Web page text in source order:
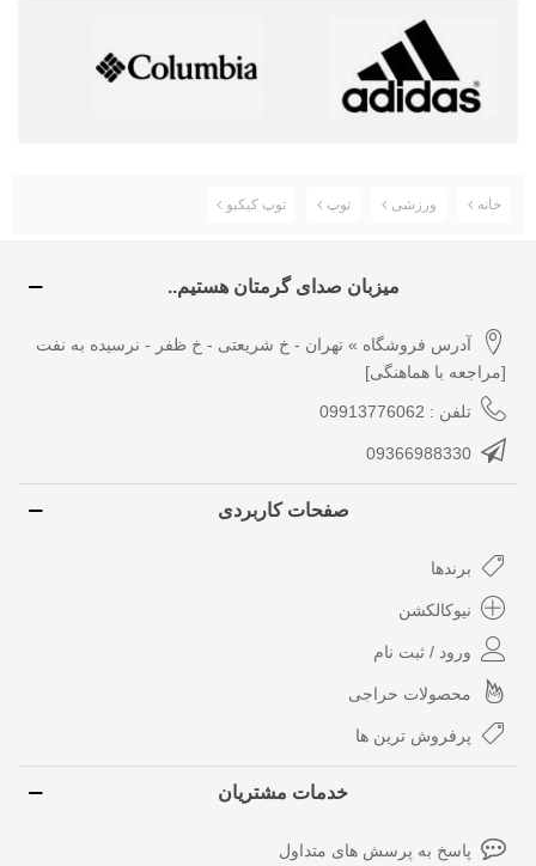
خانه ورزشی توپ توپ کیکبو
میزبان صدای گرمتان هستیم..
آدرس فروشگاه » تهران - خ شریعتی - خ ظفر - نرسیده به نفت
[مراجعه با هماهنگی]
تلفن : 09913776062
09366988330
صفحات کاربردی
برندها
نیوکالکشن
ورود / ثبت نام
محصولات حراجی
پرفروش ترین ها
خدمات مشتریان
پاسخ به پرسش های متداول